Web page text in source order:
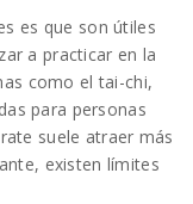
es que son útiles
a practicar en la
como el tai-chi,
para personas
suele atraer más
existen límites